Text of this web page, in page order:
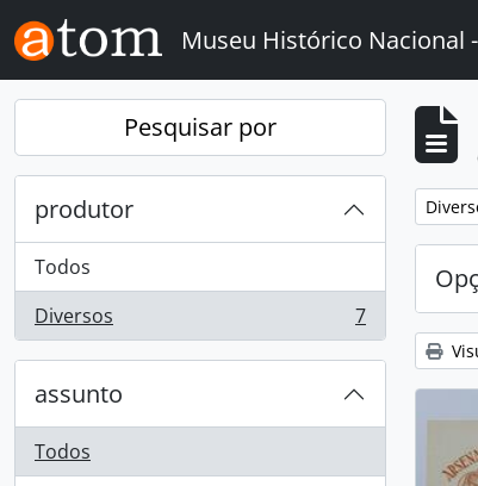
Skip to main content
Museu Histórico Nacional
Pesquisar por
produtor
Todos
Diversos
, 7 resultados 7
assunto
Todos